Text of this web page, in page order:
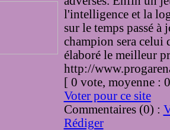
l'intelligence et la
sur le temps passé à
champion sera celui
élaboré le meilleur
http://
[ 0 vote, moyenne
Voter pour ce site
Commentaires (0) :
Rédiger